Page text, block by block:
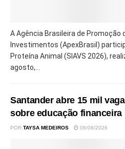
A Agência Brasileira de Promoção
Investimentos (ApexBrasil)
Proteína Animal (SIAVS 2026),
agosto,...
Santander abre 15 mil
sobre educação financeira
POR TAYSA MEDEIROS 06/08/2026